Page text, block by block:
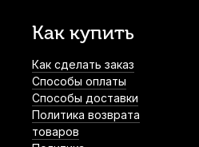
Как купить
Как сделать заказ
Способы оплаты
Способы доставки
Политика возврата
товаров